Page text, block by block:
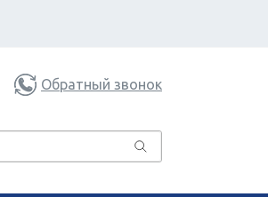
Обратный звонок